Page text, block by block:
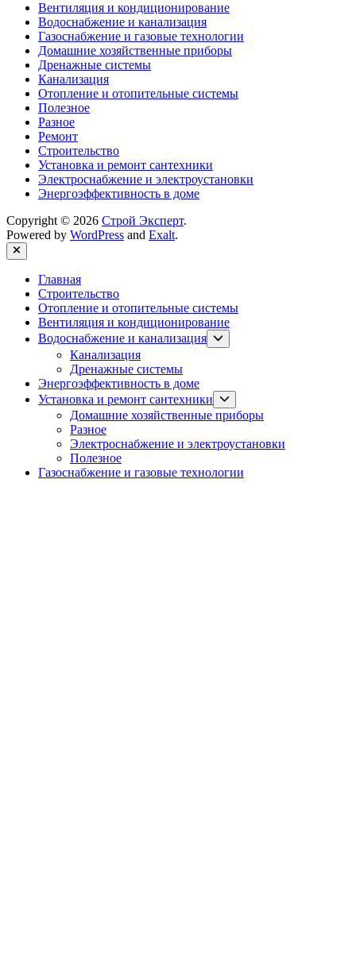
Вентиляция и кондиционирование
Водоснабжение и канализация
Газоснабжение и газовые технологии
Домашние хозяйственные приборы
Дренажные системы
Канализация
Отопление и отопительные системы
Полезное
Разное
Ремонт
Строительство
Установка и ремонт сантехники
Электроснабжение и электроустановки
Энергоэффективность в доме
Copyright © 2026 Строй Эксперт.
Powered by WordPress and Exalt.
Close
Главная
Строительство
Отопление и отопительные системы
Вентиляция и кондиционирование
Водоснабжение и канализация
Show
sub
Канализация
Дренажные системы
Энергоэффективность в доме
Установка и ремонт сантехники
sub
menu
Домашние хозяйственные приборы
Разное
Электроснабжение и электроустановки
Полезное
Газоснабжение и газовые технологии